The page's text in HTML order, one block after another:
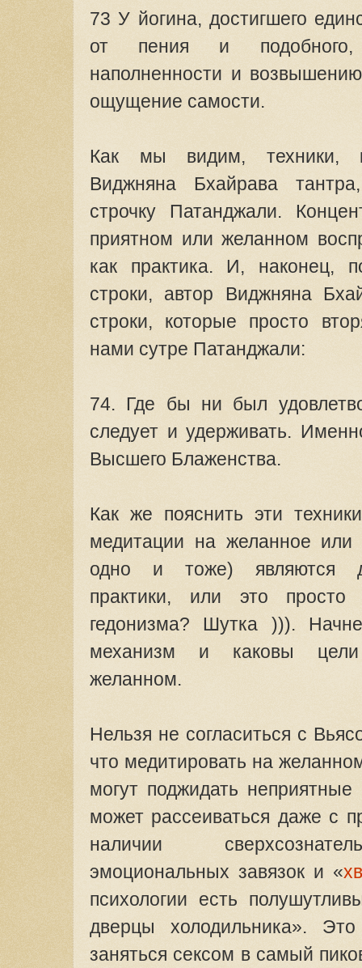
73 У йогина, достигшего
от пения и подобного,
наполненности и
ощущение самости.
Как мы видим, техники,
Виджняна Бхайрава
строчку Патанджали.
приятном или желанном
как практика. И, наконец,
строки, автор Виджняна
строки, которые просто
нами сутре Патанджали:
74. Где бы ни был
следует и удерживать.
Высшего Блаженства.
Как же пояснить эти
медитации на желанное или
одно и тоже) являются
практики, или это просто
гедонизма? Шутка ))).
механизм и каковы
желанном.
Нельзя не согласиться с
что медитировать на
могут поджидать
может рассеиваться даже с
наличии
эмоциональных завязок и «
психологии есть
дверцы холодильника».
заняться сексом в самый